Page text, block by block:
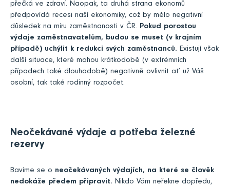
přečká ve zdraví. Naopak, ta druhá strana ekonomů
předpovídá recesi naší ekonomiky, což by mělo negativní
důsledek na míru zaměstnanosti v ČR. Pokud porostou
výdaje zaměstnavatelům, budou se muset (v krajním
případě) uchýlit k redukci svých zaměstnanců. Existují však
další situace, které mohou krátkodobě (v extrémních
případech také dlouhodobě) negativně ovlivnit ať už Váš
osobní, tak také rodinný rozpočet.
Neočekávané výdaje a potřeba železné
rezervy
Bavíme se o neočekávaných výdajích, na které se člověk
nedokáže předem připravit. Nikdo Vám neřekne dopředu,